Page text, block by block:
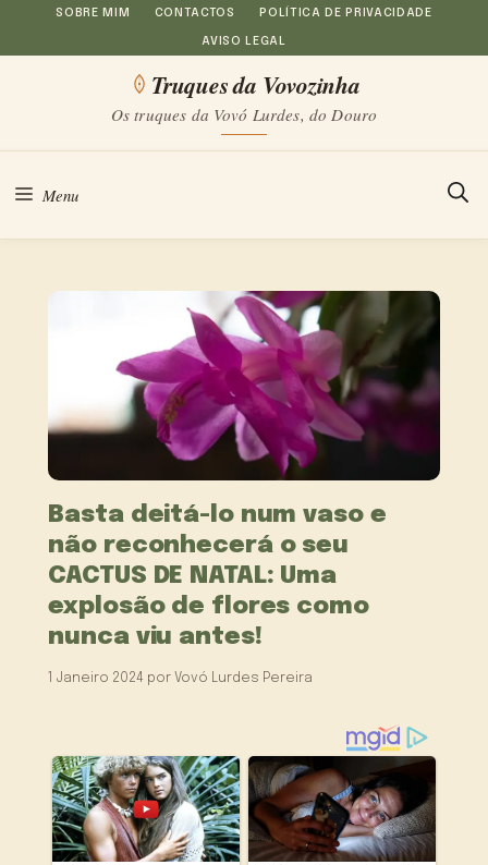
Saltar
para
conteúdo
SOBRE MIM CONTACTOS POLÍTICA DE PRIVACIDADE
AVISO LEGAL
Truques da Vovozinha
Os truques da Vovó Lurdes, do Douro
Menu
Basta deitá-lo num vaso e
não reconhecerá o seu
CACTUS DE NATAL: Uma
explosão de flores como
nunca viu antes!
1 Janeiro 2024 por Vovó Lurdes Pereira